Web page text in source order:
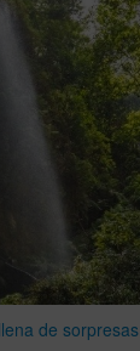
de sorpresas